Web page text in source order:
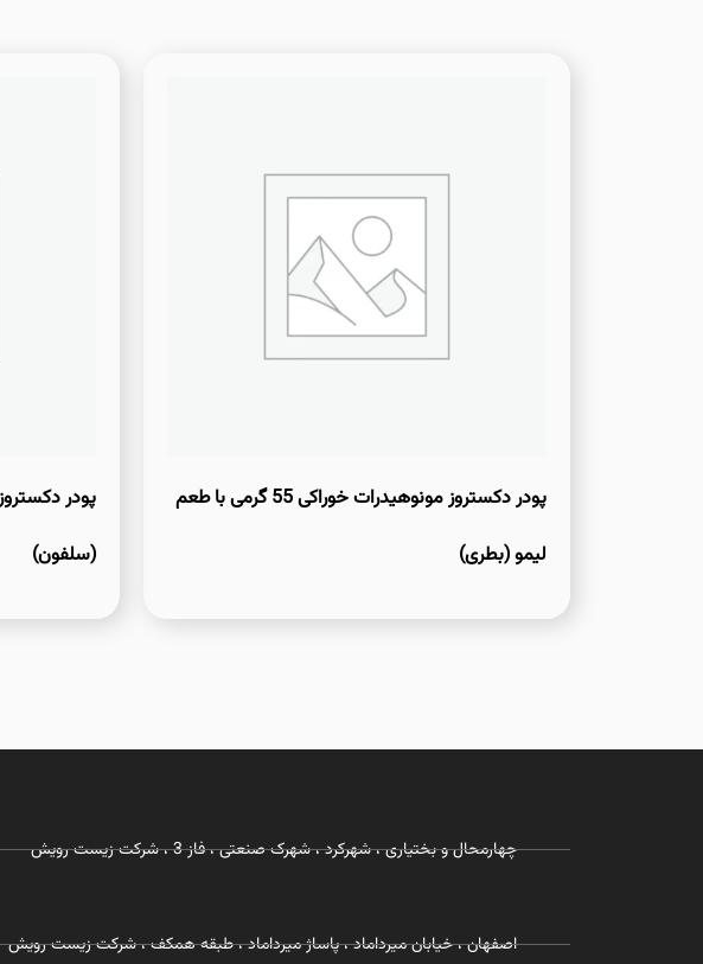
پودر دکستروز مونوهیدرات خوراکی 55 گرمی با طعم
لیمو (بطری)
(سلفون)
چهارمحال و بختیاری ، شهرکرد ، شهرک صنعتی ، فاز 3 ، شرکت زیست رویش
اصفهان ، خیابان میرداماد ، پاساژ میرداماد ، طبقه همکف ، شرکت زیست رویش